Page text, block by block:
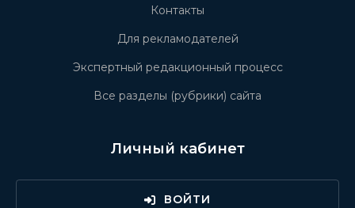
Контакты
Для рекламодателей
Экспертный редакционный процесс
Все разделы (рубрики) сайта
Личный кабинет
ВОЙТИ